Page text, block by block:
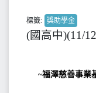
標籤: 獎助學金
(國高中)(11/
~福澤慈善事業